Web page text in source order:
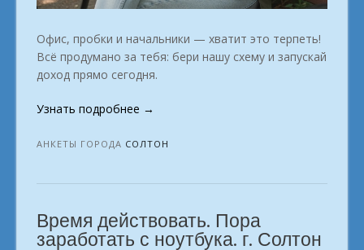
Офис, пробки и начальники — хватит это терпеть!
Всё продумано за тебя: бери нашу схему и запускай
доход прямо сегодня.
Узнать подробнее «Для
кто
получать
в
интернете
→
АНКЕТЫ ГОРОДА СОЛТОН
Время действовать. Пора
заработать с ноутбука. г. Солтон